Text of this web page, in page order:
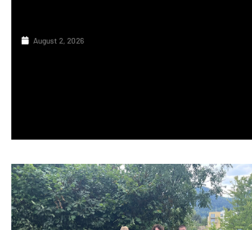
August 2, 2026